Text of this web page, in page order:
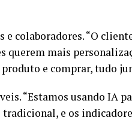
colaboradores. “O
querem mais
e comprar, tudo
“Estamos usando IA
e os